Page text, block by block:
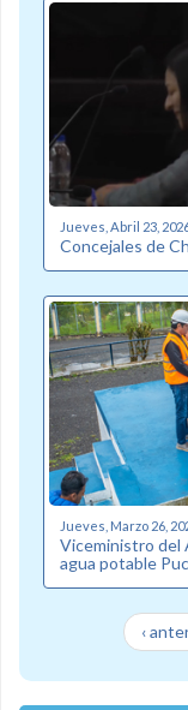
Jueves, Abril 23,
Concejales de
Jueves, Marzo 26,
Viceministro del
agua potable
‹